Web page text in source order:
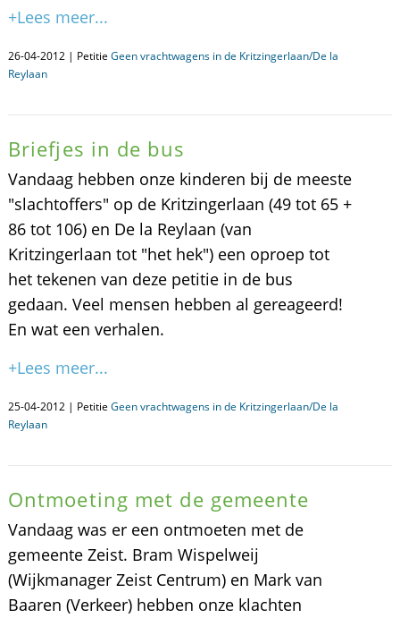
+Lees meer...
26-04-2012 | Petitie Geen vrachtwagens in de Kritzingerlaan/De la
Reylaan
Briefjes in de bus
Vandaag hebben onze kinderen bij de meeste
"slachtoffers" op de Kritzingerlaan (49 tot 65 +
86 tot 106) en De la Reylaan (van
Kritzingerlaan tot "het hek") een oproep tot
het tekenen van deze petitie in de bus
gedaan. Veel mensen hebben al gereageerd!
En wat een verhalen.
+Lees meer...
25-04-2012 | Petitie Geen vrachtwagens in de Kritzingerlaan/De la
Reylaan
Ontmoeting met de gemeente
Vandaag was er een ontmoeten met de
gemeente Zeist. Bram Wispelweij
(Wijkmanager Zeist Centrum) en Mark van
Baaren (Verkeer) hebben onze klachten